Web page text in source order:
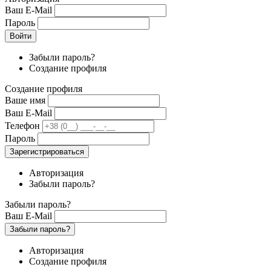
Ваш E-Mail
Пароль
Войти
Забыли пароль?
Создание профиля
Создание профиля
Ваше имя
Ваш E-Mail
Телефон
Пароль
Зарегистрироваться
Авторизация
Забыли пароль?
Забыли пароль?
Ваш E-Mail
Забыли пароль?
Авторизация
Создание профиля